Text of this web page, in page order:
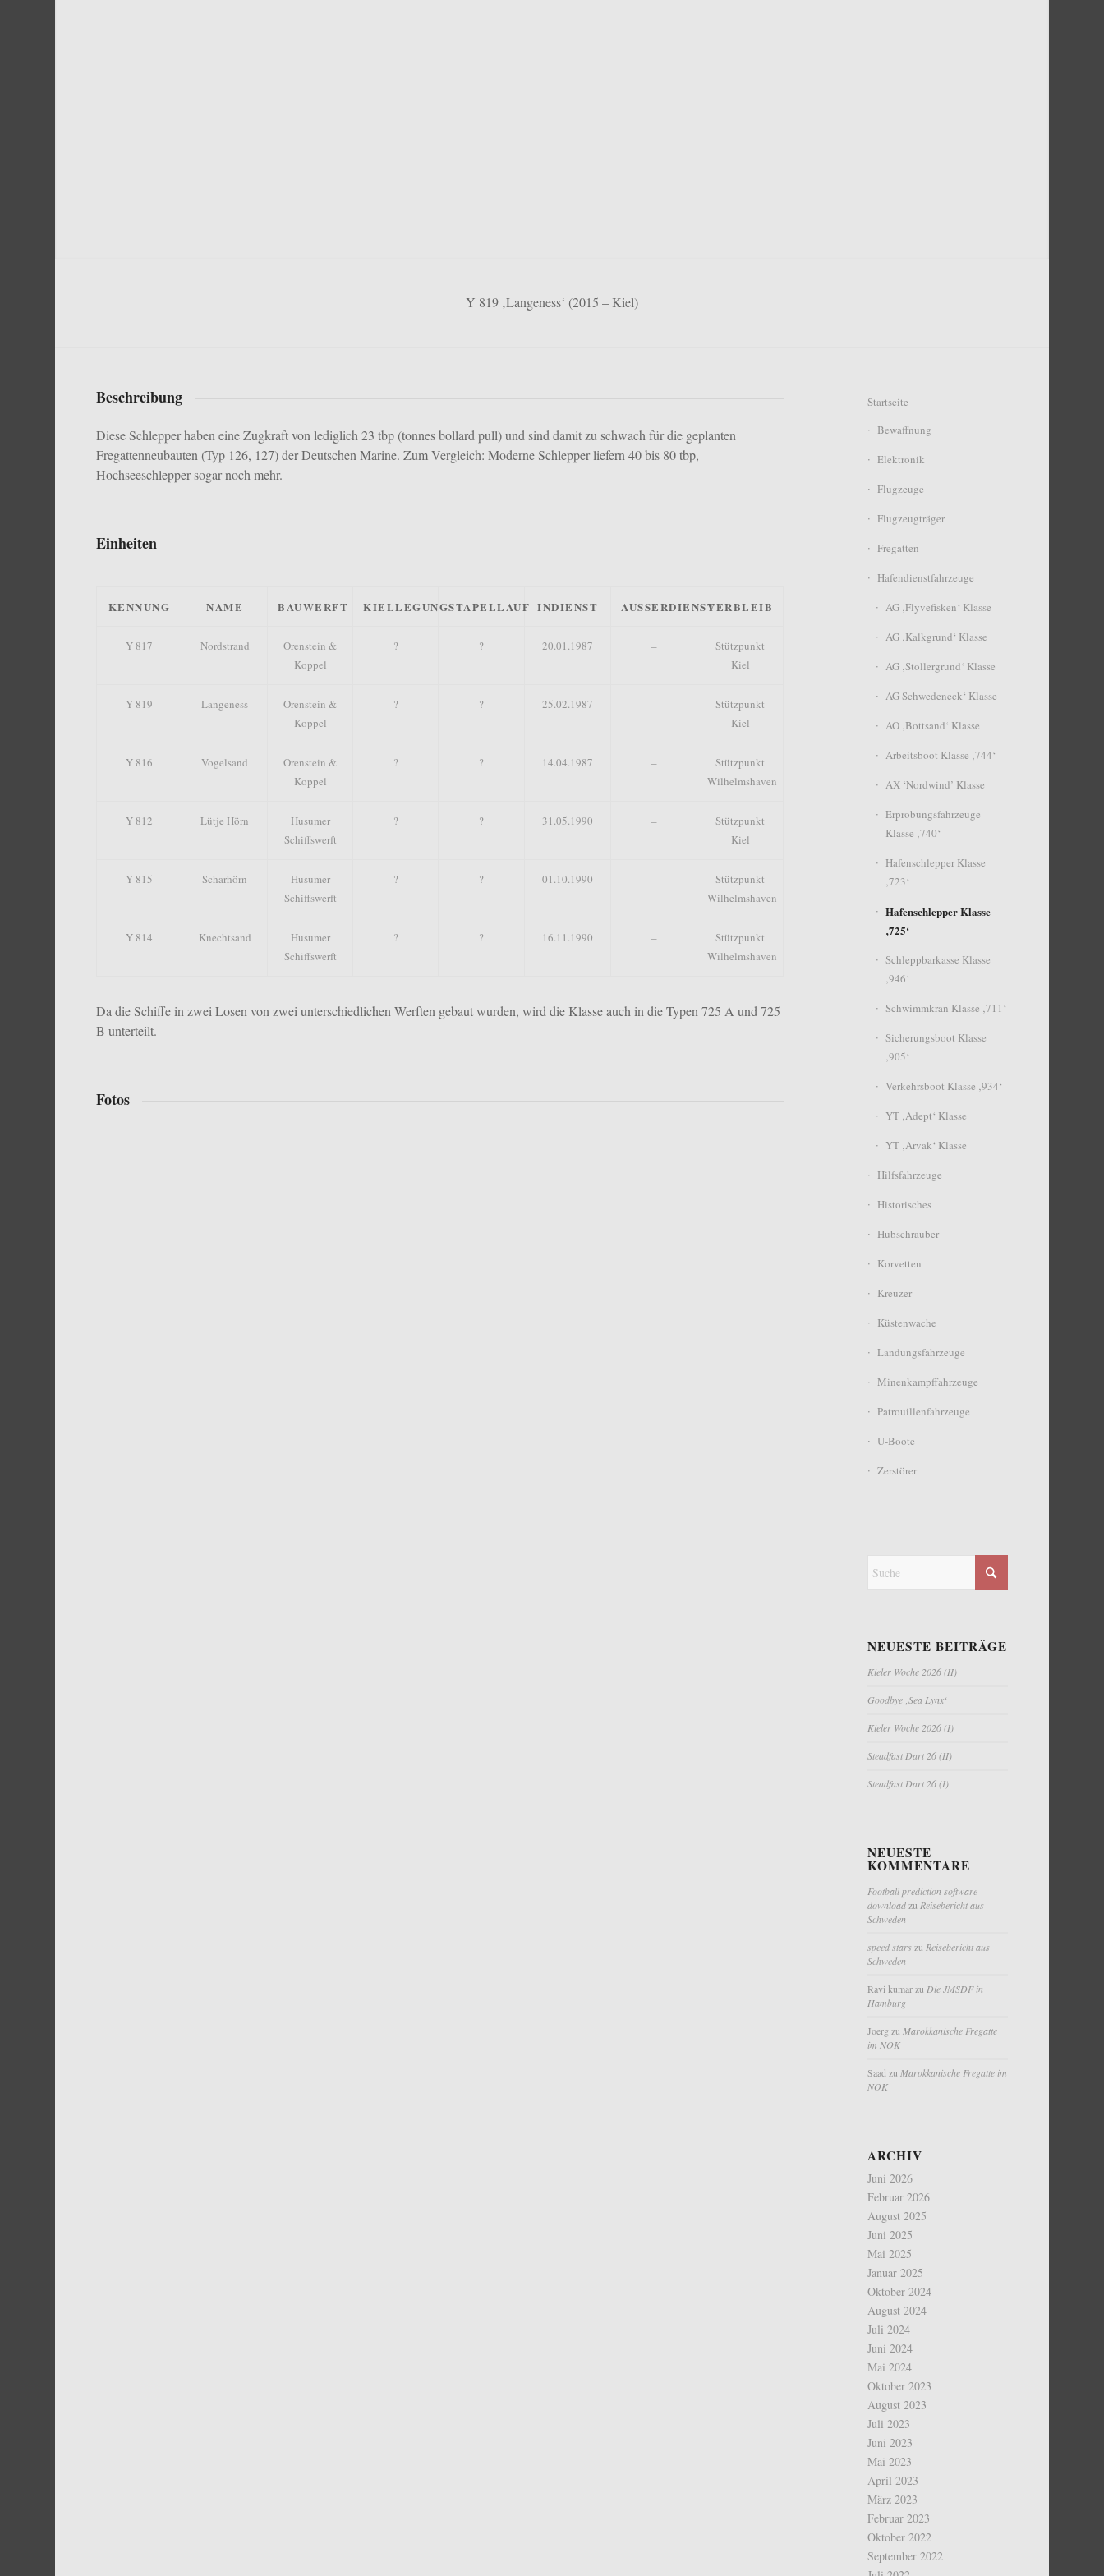
Y 819 ‚Langeness‘ (2015 – Kiel)
Beschreibung
Diese Schlepper haben eine Zugkraft von lediglich 23 tbp (tonnes bollard pull) und sind damit zu schwach für die geplanten
Fregattenneubauten (Typ 126, 127) der Deutschen Marine.Zum Vergleich: Moderne Schlepper liefern 40 bis 80 tbp,
Hochseeschlepper sogar noch mehr.
Einheiten
KENNUNG NAME BAUWERFT KIELLEGUNGSTAPELLAUF INDIENST AUSSERDIENSTVERBLEIB
Y 817 Nordstrand
Orenstein &
Koppel
? ? 20.01.1987 –
Stützpunkt
Kiel
Y 819 Langeness
Orenstein &
Koppel
? ? 25.02.1987 –
Stützpunkt
Kiel
Y 816 Vogelsand
Orenstein &
Koppel
? ? 14.04.1987 –
Stützpunkt
Wilhelmshaven
Y 812 Lütje Hörn
Husumer
Schiffswerft
? ? 31.05.1990 –
Stützpunkt
Kiel
Y 815 Scharhörn
Husumer
Schiffswerft
? ? 01.10.1990 –
Stützpunkt
Wilhelmshaven
Y 814 Knechtsand
Husumer
Schiffswerft
? ? 16.11.1990 –
Stützpunkt
Wilhelmshaven
Da die Schiffe in zwei Losen von zwei unterschiedlichen Werften gebaut wurden, wird die Klasse auch in die Typen 725 A und 725
B unterteilt.
Fotos
Startseite
Bewaffnung
Elektronik
Flugzeuge
Flugzeugträger
Fregatten
Hafendienstfahrzeuge
AG ‚Flyvefisken‘ Klasse
AG ‚Kalkgrund‘ Klasse
AG ‚Stollergrund‘ Klasse
AG Schwedeneck‘ Klasse
AO ‚Bottsand‘ Klasse
Arbeitsboot Klasse ‚744‘
AX ‘Nordwind’ Klasse
Erprobungsfahrzeuge
Klasse ‚740‘
Hafenschlepper Klasse
‚723‘
Hafenschlepper Klasse
‚725‘
Schleppbarkasse Klasse
‚946‘
Schwimmkran Klasse ‚711‘
Sicherungsboot Klasse
‚905‘
Verkehrsboot Klasse ‚934‘
YT ‚Adept‘ Klasse
YT ‚Arvak‘ Klasse
Hilfsfahrzeuge
Historisches
Hubschrauber
Korvetten
Kreuzer
Küstenwache
Landungsfahrzeuge
Minenkampffahrzeuge
Patrouillenfahrzeuge
U-Boote
Zerstörer
NEUESTE BEITRÄGE
Kieler Woche 2026 (II)
Goodbye ‚Sea Lynx‘
Kieler Woche 2026 (I)
Steadfast Dart 26 (II)
Steadfast Dart 26 (I)
NEUESTE
KOMMENTARE
Football prediction software
downloadzu Reisebericht aus
Schweden
speed stars zu Reisebericht aus
Schweden
Ravi kumarzu Die JMSDF in
Hamburg
Joerg zu Marokkanische Fregatte
im NOK
Saad zu Marokkanische Fregatte im
NOK
ARCHIV
Juni 2026
Februar 2026
August 2025
Juni 2025
Mai 2025
Januar 2025
Oktober 2024
August 2024
Juli 2024
Juni 2024
Mai 2024
Oktober 2023
August 2023
Juli 2023
Juni 2023
Mai 2023
April 2023
März 2023
Februar 2023
Oktober 2022
September 2022